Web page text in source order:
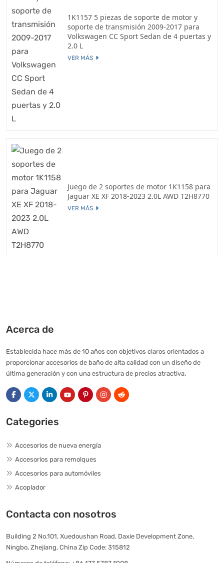
1K1157 5 piezas de soporte de motor y
soporte de transmisión 2009-2017 para
Volkswagen CC Sport Sedan de 4 puertas y
2.0 L
VER MÁS
Juego de 2 soportes de motor 1K1158 para
Jaguar XE XF 2018-2023 2.0L AWD T2H8770
VER MÁS
Acerca de
Establecida hace más de 10 años con objetivos claros orientados a
proporcionar accesorios de baño de alta calidad con un diseño de
última generación y con una estructura de precios atractiva.
Categories
Accesorios de nueva energía
Accesorios para remolques
Accesorios para automóviles
Acoplador
Contacta con nosotros
Building 2 No.101, Xuedoushan Road, Daxie Development Zone,
Ningbo, Zhejiang, China Zip Code: 315812